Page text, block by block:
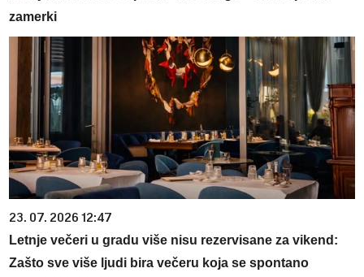
zamerki
23. 07. 2026 12:47
Letnje večeri u gradu više nisu rezervisane za vikend:
Zašto sve više ljudi bira večeru koja se spontano